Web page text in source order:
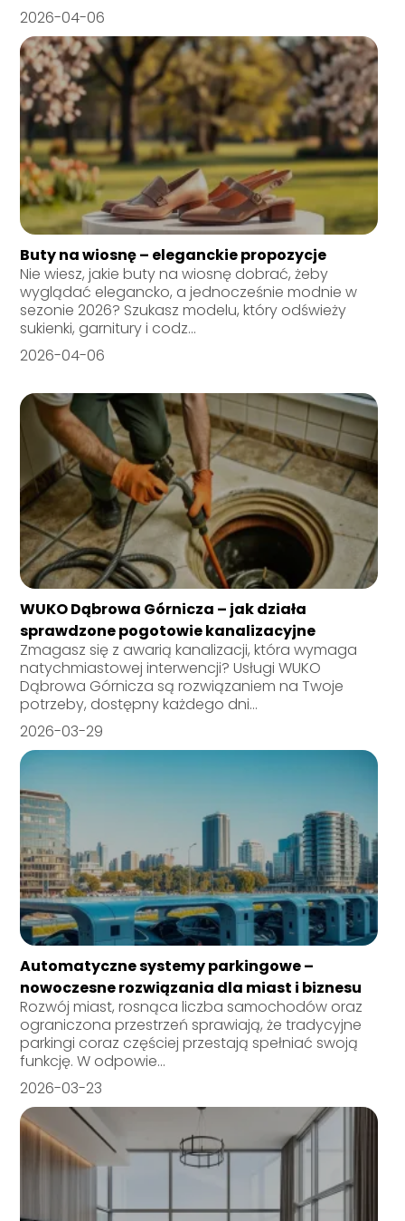
2026-04-06
Buty na wiosnę – eleganckie propozycje
Nie wiesz, jakie buty na wiosnę dobrać, żeby
wyglądać elegancko, a jednocześnie modnie w
sezonie 2026? Szukasz modelu, który odświeży
sukienki, garnitury i codz...
2026-04-06
WUKO Dąbrowa Górnicza – jak działa
sprawdzone pogotowie kanalizacyjne
Zmagasz się z awarią kanalizacji, która wymaga
natychmiastowej interwencji? Usługi WUKO
Dąbrowa Górnicza są rozwiązaniem na Twoje
potrzeby, dostępny każdego dni...
2026-03-29
Automatyczne systemy parkingowe –
nowoczesne rozwiązania dla miast i biznesu
Rozwój miast, rosnąca liczba samochodów oraz
ograniczona przestrzeń sprawiają, że tradycyjne
parkingi coraz częściej przestają spełniać swoją
funkcję. W odpowie...
2026-03-23